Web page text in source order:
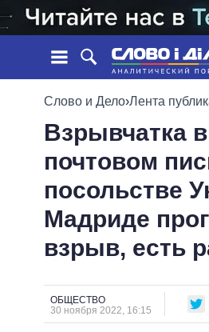
ЛЕНТА
СОБЫТИЯ
СТАТЬИ
ОБЗОРЫ
ДАЙДЖЕСТЫ
ВСЕ ПОЛИТИКИ
ПРЕЗИДЕНТ И ОФИС
ВЕРХОВНАЯ РАДА
ГЛАВЫ
МЭРЫ
ВИДЕО
СРАВНЕНИЕ
Слово и Дело›Лента
Взрывчатка в
почтовом
посольстве
Мадриде
взрыв, есть
ОБЩЕСТВО
30 ноября 2022, 16:15